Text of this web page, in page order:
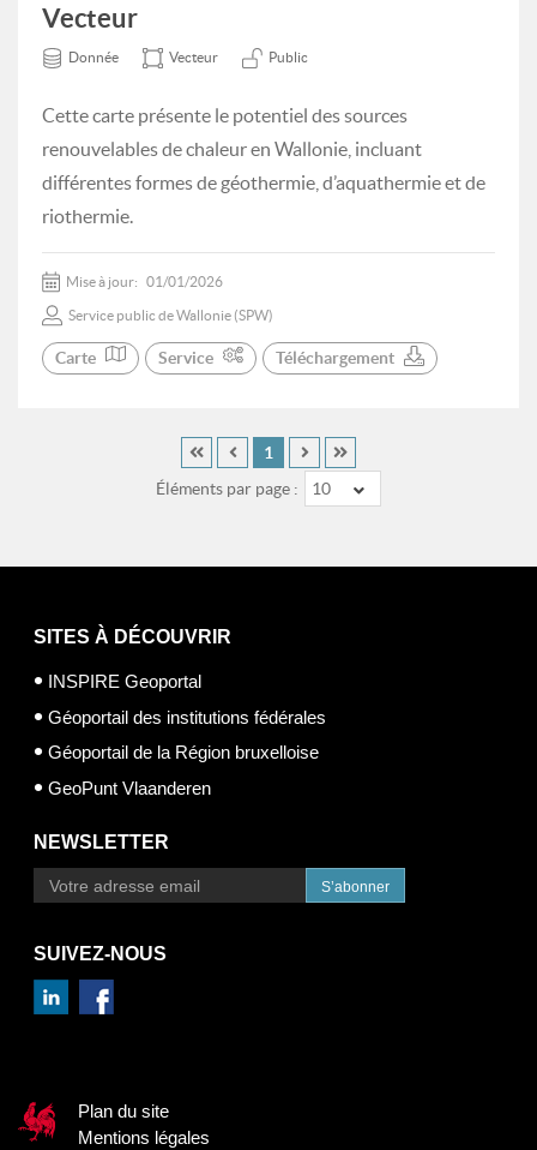
Vecteur
Donnée Vecteur Public
Cette carte présente le potentiel des sources
renouvelables de chaleur en Wallonie, incluant
différentes formes de géothermie, d’aquathermie et de
riothermie.
Mise à jour: 01/01/2026
Service public de Wallonie (SPW)
Carte Service Téléchargement
Éléments par page : 10
1
SITES À DÉCOUVRIR
INSPIRE Geoportal
Géoportail des institutions fédérales
Géoportail de la Région bruxelloise
GeoPunt Vlaanderen
NEWSLETTER
S’abonner
SUIVEZ-NOUS
Plan du site
Mentions légales